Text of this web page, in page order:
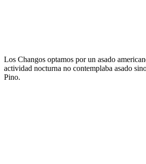
Los Changos optamos por un asado
actividad nocturna no contemplaba asado
Pino.